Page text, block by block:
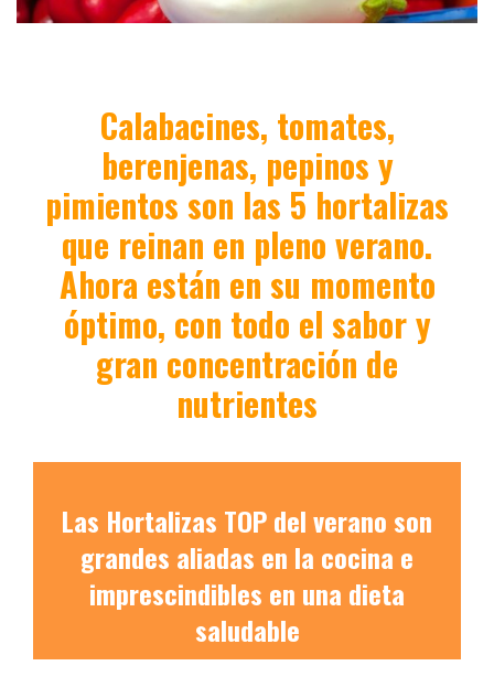
Calabacines, tomates,
berenjenas, pepinos y
pimientos son las 5 hortalizas
que reinan en pleno verano.
Ahora están en su momento
óptimo, con todo el sabor y
gran concentración de
nutrientes
Las Hortalizas TOP del verano son
grandes aliadas en la cocina e
imprescindibles en una dieta
saludable